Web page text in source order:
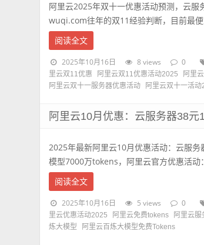
阿里云2025年双十一优惠活动预测，云
wuqi.com往年的双11经验判断，目前最
阅读全文
2025年10月16日 8 views 0
里云双11优惠
阿里云双11优惠活动2025 阿里
阿里云双十一服务器优惠活动
阿里云双十一活动
阿里云10月优惠：云服务器38
2025年最新阿里云10月优惠活动：云服
模型7000万tokens，阿里云官方优惠活
阅读全文
2025年10月16日 5 views 0
里云优惠活动2025
阿里云免费tokens 阿里云服
炼大模型
阿里云百炼大模型免费Tokens